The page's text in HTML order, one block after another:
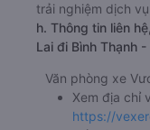
trải nghiệm dịch
h. Thông tin liên
Lai đi Bình Thạnh
Văn phòng xe
Xem địa chỉ
https://